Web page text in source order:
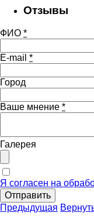
Отзывы
ФИО *
E-mail *
Город
Ваше мнение *
Галерея
Я согласен на
Отправить
Предыдущая